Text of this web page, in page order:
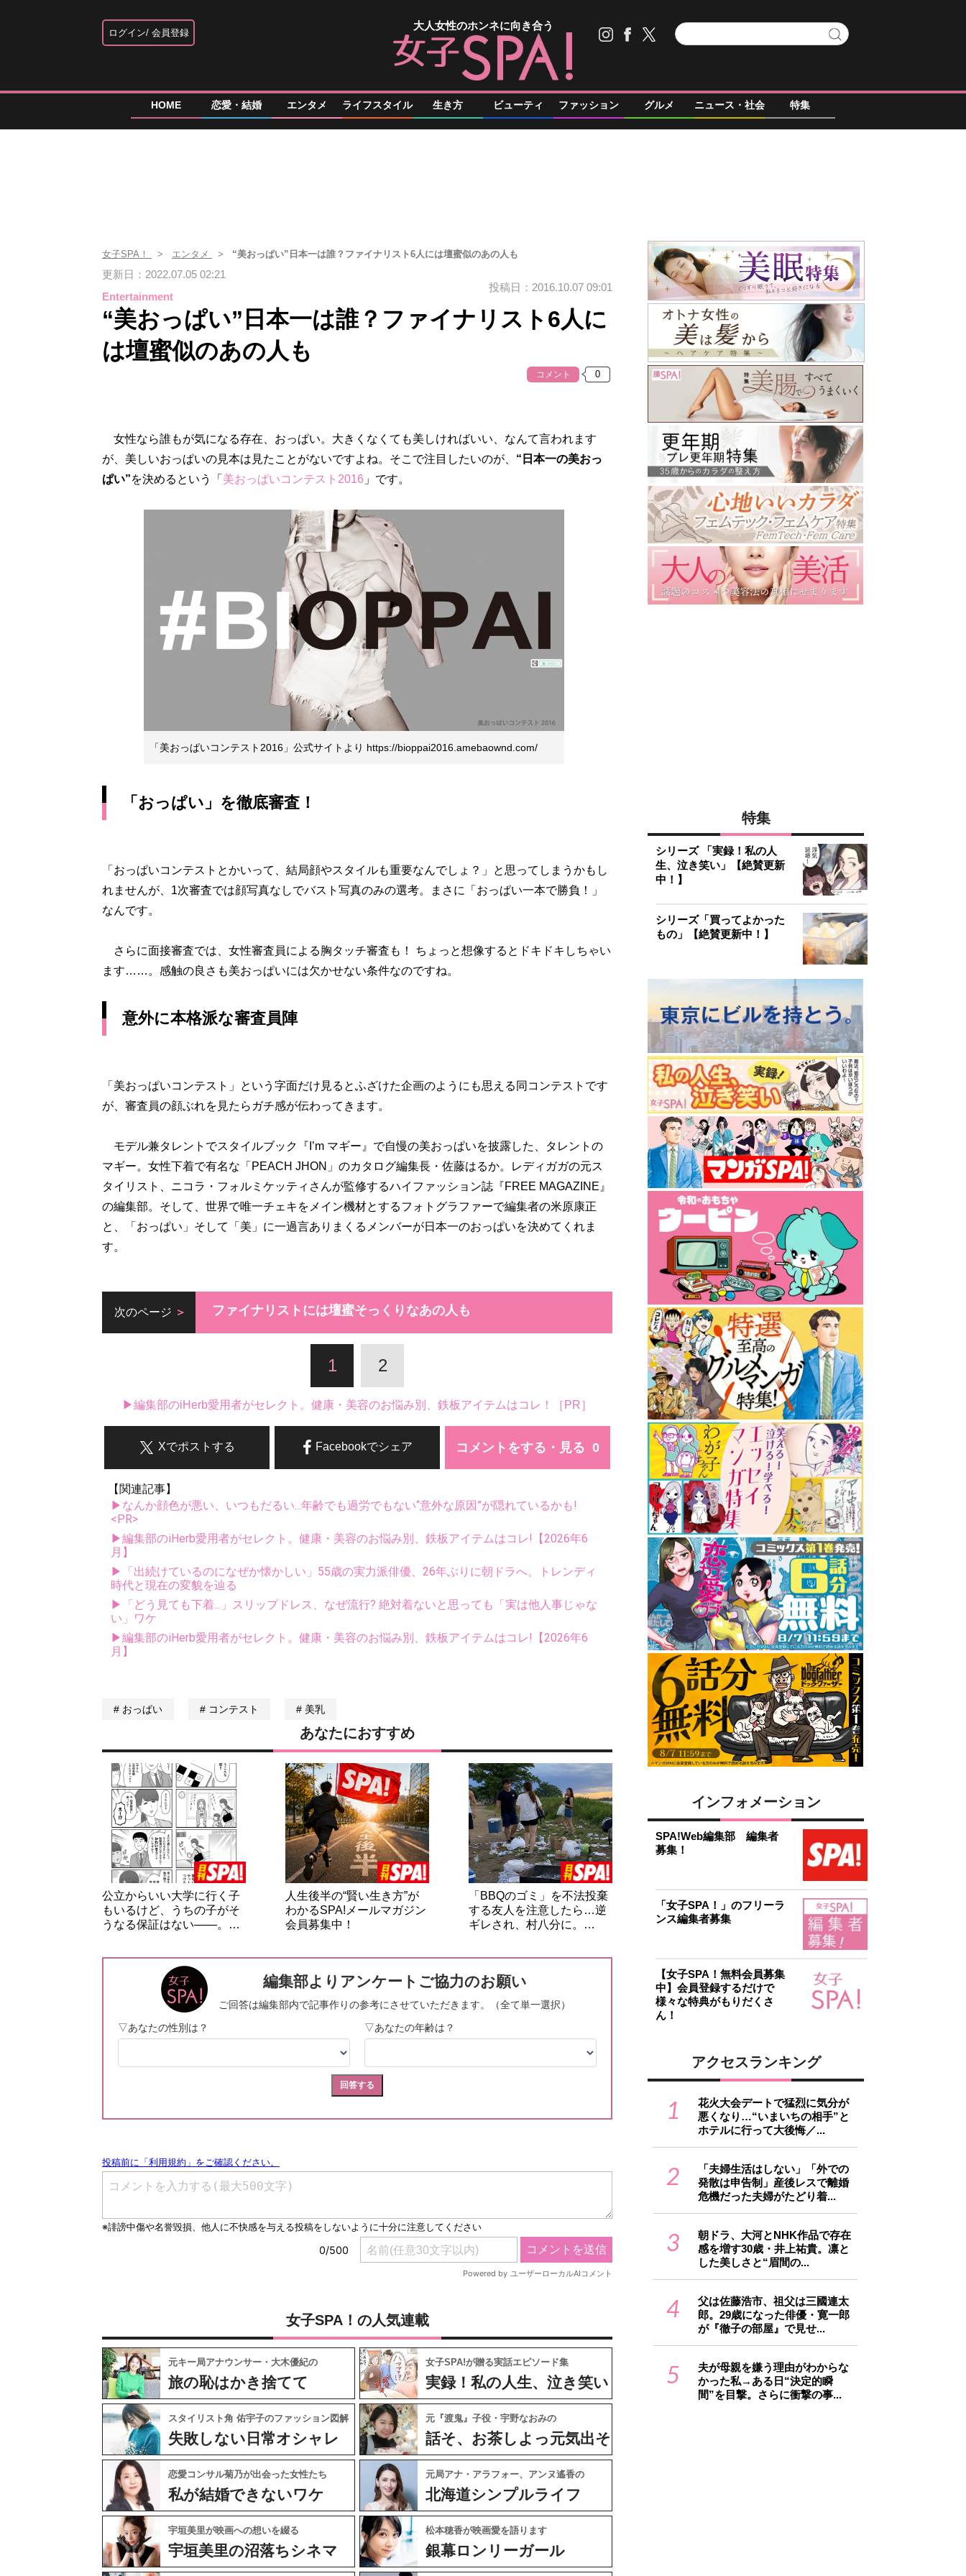
ログイン 会員登録
大人女性のホンネに向き合う
HOME 恋愛・結婚 エンタメ ライフスタイル 生き方 ビューティ ファッション グルメ ニュース・社会 特集
女子SPA！ エンタメ “美おっぱい”日本一は誰？ファイナリスト6人には壇蜜似のあの人も
更新日：2022.07.05 02:21
Entertainment
投稿日：2016.10.07 09:01
“美おっぱい”日本一は誰？ファイナリスト6人に
は壇蜜似のあの人も
コメント
女性なら誰もが気になる存在、おっぱい。大きくなくても美しければいい、なんて言われます
が、美しいおっぱいの見本は見たことがないですよね。そこで注目したいのが、 “日本一の美おっ
ぱい”を決めるという「 美おっぱいコンテスト2016 」です。
「美おっぱいコンテスト2016」公式サイトより https://bioppai2016.amebaownd.com/
「おっぱい」を徹底審査！
「おっぱいコンテストとかいって、結局顔やスタイルも重要なんでしょ？」と思ってしまうかもし
れませんが、1次審査では顔写真なしでバスト写真のみの選考。まさに「おっぱい一本で勝負！」
なんです。
さらに面接審査では、女性審査員による胸タッチ審査も！ ちょっと想像するとドキドキしちゃい
ます……。感触の良さも美おっぱいには欠かせない条件なのですね。
意外に本格派な審査員陣
「美おっぱいコンテスト」という字面だけ見るとふざけた企画のようにも思える同コンテストです
が、審査員の顔ぶれを見たらガチ感が伝わってきます。
モデル兼タレントでスタイルブック『I’m マギー』で自慢の美おっぱいを披露した、タレントの
マギー。女性下着で有名な「PEACH JHON」のカタログ編集長・佐藤はるか。レディガガの元ス
タイリスト、ニコラ・フォルミケッティさんが監修するハイファッション誌『FREE MAGAZINE』
の編集部。そして、世界で唯一チェキをメイン機材とするフォトグラファーで編集者の米原康正
と、「おっぱい」そして「美」に一過言ありまくるメンバーが日本一のおっぱいを決めてくれま
す。
次のページ ファイナリストには壇蜜そっくりなあの人も
1 2
▶編集部のiHerb愛用者がセレクト。健康・美容のお悩み別、鉄板アイテムはコレ！［PR］
コメントをする・見る
Facebookでシェア
Xでポストする
【関連記事】
▶なんか顔色が悪い、いつもだるい...年齢でも過労でもない“意外な原因”が隠れているかも!
<PR>
▶編集部のiHerb愛用者がセレクト。健康・美容のお悩み別、鉄板アイテムはコレ!【2026年6
月】
▶「出続けているのになぜか懐かしい」55歳の実力派俳優、26年ぶりに朝ドラへ。トレンディ
時代と現在の変貌を辿る
▶「どう見ても下着...」スリップドレス、なぜ流行? 絶対着ないと思っても「実は他人事じゃな
い」ワケ
▶編集部のiHerb愛用者がセレクト。健康・美容のお悩み別、鉄板アイテムはコレ!【2026年6
月】
おっぱい コンテスト 美乳
あなたにおすすめ
公立からいい大学に行く子
もいるけど、うちの子がそ
うなる保証はない――。…
人生後半の“賢い生き方”が
わかるSPA!メールマガジン
会員募集中！
「BBQのゴミ」を不法投棄
する友人を注意したら…逆
ギレされ、村八分に。…
女子SPA！の人気連載
元キー局アナウンサー・大木優紀の
旅の恥はかき捨てて
女子SPA!が贈る実話エピソード集
実録！私の人生、泣き笑い
スタイリスト角 佑宇子のファッション図解
失敗しない日常オシャレ
元『渡鬼』子役・宇野なおみの
話そ、お茶しよっ元気出そ
恋愛コンサル菊乃が出会った女性たち
私が結婚できないワケ
元局アナ・アラフォー、アンヌ遙香の
北海道シンプルライフ
宇垣美里が映画への想いを綴る
宇垣美里の沼落ちシネマ
松本穂香が映画愛を語ります
銀幕ロンリーガール
特集
シリーズ 「実録！私の人
生、泣き笑い」【絶賛更新
中！】
シリーズ「買ってよかった
もの」【絶賛更新中！】
インフォメーション
SPA!Web編集部 編集者
募集！
「女子SPA！」のフリーラ
ンス編集者募集
【女子SPA！無料会員募集
中】会員登録するだけで
様々な特典がもりだくさ
ん！
アクセスランキング
1
花火大会デートで猛烈に気分が
悪くなり…“いまいちの相手”と
ホテルに行って大後悔／...
2
「夫婦生活はしない」「外での
発散は申告制」産後レスで離婚
危機だった夫婦がたどり着...
3
朝ドラ、大河とNHK作品で存在
感を増す30歳・井上祐貴。凛と
した美しさと“眉間の...
4
父は佐藤浩市、祖父は三國連太
郎。29歳になった俳優・寛一郎
が『徹子の部屋』で見せ...
5
夫が母親を嫌う理由がわからな
かった私→ある日“決定的瞬
間”を目撃。さらに衝撃の事...